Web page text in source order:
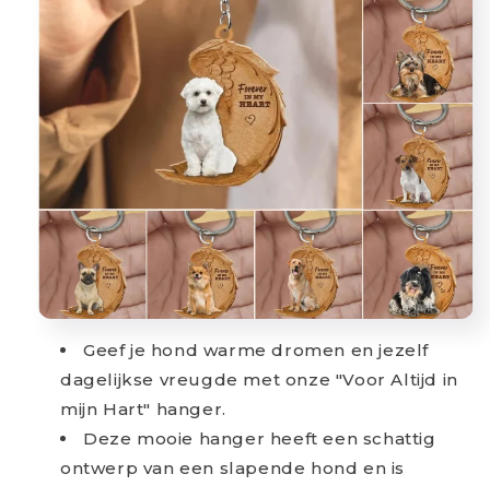
Geef je hond warme dromen en jezelf
dagelijkse vreugde met onze "Voor Altijd in
mijn Hart" hanger.
Deze mooie hanger heeft een schattig
ontwerp van een slapende hond en is